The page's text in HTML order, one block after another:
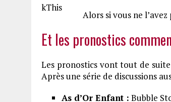
Alors si vous ne
Et les pronostics
Les pronostics vont tout de
Après une série de discussions
As d’Or Enfant : Bubble